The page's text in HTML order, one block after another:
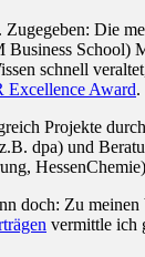
Die
School)
schnell
Excellence Award.
Projekte
dpa) und
doch: Zu
vermittle ich